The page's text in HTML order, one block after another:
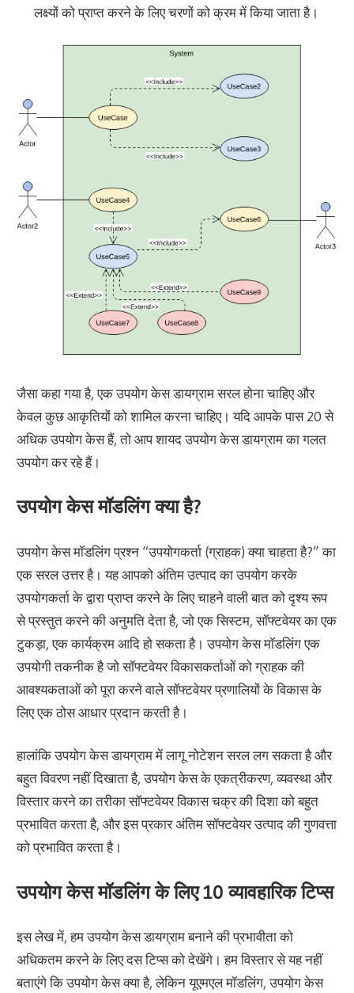
लक्ष्यों को प्राप्त करने के लिए चरणों को क्रम में किया जाता है।
जैसा कहा गया है, एक उपयोग केस डायग्राम सरल होना चाहिए और
केवल कुछ आकृतियों को शामिल करना चाहिए। यदि आपके पास 20 से
अधिक उपयोग केस हैं, तो आप शायद उपयोग केस डायग्राम का गलत
उपयोग कर रहे हैं।
उपयोग केस मॉडलिंग क्या है?
उपयोग केस मॉडलिंग प्रश्न “उपयोगकर्ता (ग्राहक) क्या चाहता है?” का
एक सरल उत्तर है। यह आपको अंतिम उत्पाद का उपयोग करके
उपयोगकर्ता के द्वारा प्राप्त करने के लिए चाहने वाली बात को दृश्य रूप
से प्रस्तुत करने की अनुमति देता है, जो एक सिस्टम, सॉफ्टवेयर का एक
टुकड़ा, एक कार्यक्रम आदि हो सकता है। उपयोग केस मॉडलिंग एक
उपयोगी तकनीक है जो सॉफ्टवेयर विकासकर्ताओं को ग्राहक की
आवश्यकताओं को पूरा करने वाले सॉफ्टवेयर प्रणालियों के विकास के
लिए एक ठोस आधार प्रदान करती है।
हालांकि उपयोग केस डायग्राम में लागू नोटेशन सरल लग सकता है और
बहुत विवरण नहीं दिखाता है, उपयोग केस के एकत्रीकरण, व्यवस्था और
विस्तार करने का तरीका सॉफ्टवेयर विकास चक्र की दिशा को बहुत
प्रभावित करता है, और इस प्रकार अंतिम सॉफ्टवेयर उत्पाद की गुणवत्ता
को प्रभावित करता है।
उपयोग केस मॉडलिंग के लिए 10 व्यावहारिक टिप्स
इस लेख में, हम उपयोग केस डायग्राम बनाने की प्रभावीता को
अधिकतम करने के लिए दस टिप्स को देखेंगे। हम विस्तार से यह नहीं
बताएंगे कि उपयोग केस क्या है, लेकिन यूएमएल मॉडलिंग, उपयोग केस